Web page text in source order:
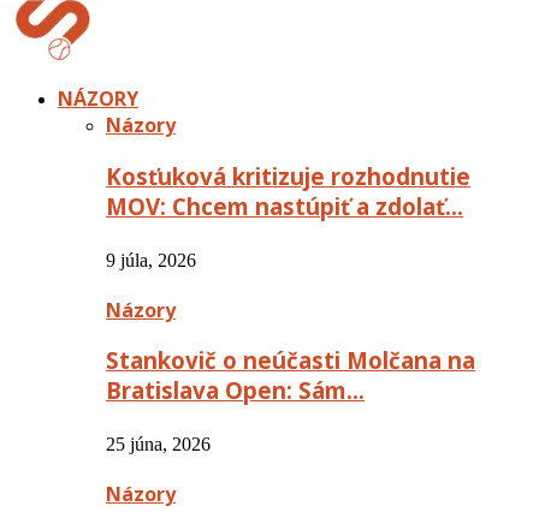
NÁZORY
Názory
Kosťuková kritizuje rozhodnutie
MOV: Chcem nastúpiť a zdolať…
9 júla, 2026
Názory
Stankovič o neúčasti Molčana na
Bratislava Open: Sám…
25 júna, 2026
Názory